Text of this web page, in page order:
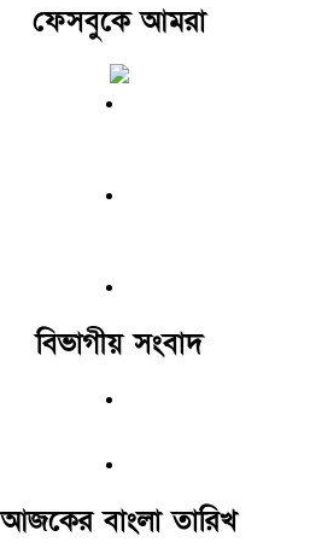
ফেসবুকে আমরা
বিভাগীয় সংবাদ
আজকের বাংলা তারিখ